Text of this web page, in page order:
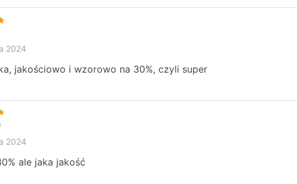
2024
jakościowo i wzorowo na 30%, czyli super
2024
ale jaka jakość